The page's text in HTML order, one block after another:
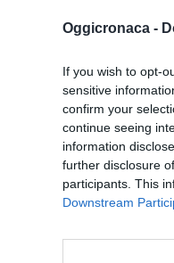
Oggicronaca -
If you wish to opt-
sensitive
confirm your
continue seeing
information
further disclosure
participants. This
Downstream